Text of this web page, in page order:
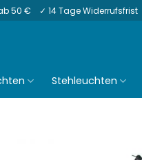
50 € ✓ 14 Tage
Stehleuchten